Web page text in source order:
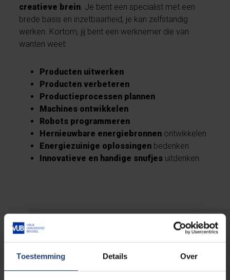
Toestemming Details Over
creatieve brein . Je bent een specialist met een
brede basis en inzetbaarheid, je kan zelfstandig
werken. Kortom, jij bent een werknemer die van
wanten weet:
Producten uitwerken
Producten verbeteren
Productieprocessen plannen
Machines ontwikkelen
Robots programmeren
Hernieuwbare energiebronnen ontwikkelen
Energiezuinige oplossingen bedenken
Innovatieve en handige snufjes uitdenken
Detobel | Brandweerofficieer bij
Brandweer Vlaams-Brabant West